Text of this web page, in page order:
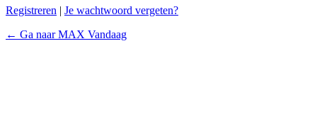
Registreren | Je wachtwoord vergeten?
← Ga naar MAX Vandaag